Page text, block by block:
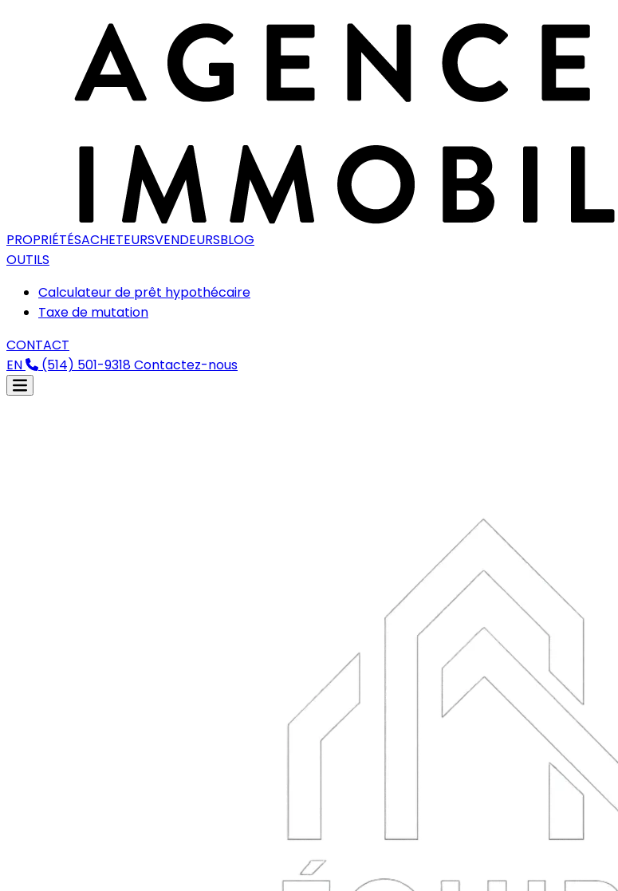
PROPRIÉTÉSACHETEURSVENDEURSBLOG
OUTILS
Calculateur de prêt hypothécaire
Taxe de mutation
CONTACT
EN
(514) 501-9318Contactez-nous